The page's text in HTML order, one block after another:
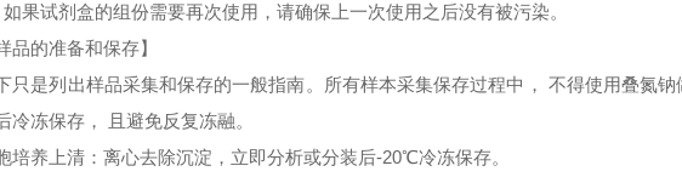
如果试剂盒的组份需要再次使用，请确保上一次使用之后没有被污染。
品的准备和保存】
只是列出样品采集和保存的一般指南。所有样本采集保存过程中， 不得使用叠氮
冷冻保存， 且避免反复冻融。
培养上清：离心去除沉淀，立即分析或分装后-20℃冷冻保存。